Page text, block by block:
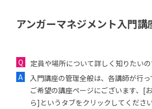
アンガーマネジメント入門講
定員や場所について詳しく知りたい
入門講座の管理全般は、各講師が行っ
ご希望の講座ページにございます、[
ら]というタブをクリックしてくださ